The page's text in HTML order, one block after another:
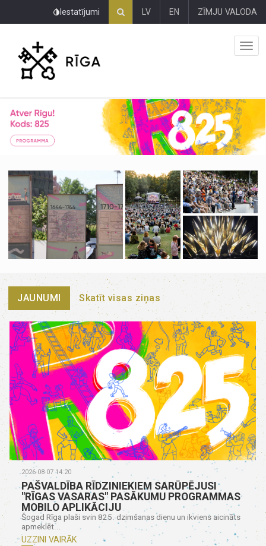
Iestatījumi LV EN ZĪMJU VALODA
JAUNUMI Skatīt visas ziņas
2026-08-07 14:20
PAŠVALDĪBA RĪDZINIEKIEM SARŪPĒJUSI
"RĪGAS VASARAS" PASĀKUMU PROGRAMMAS
MOBILO APLIKĀCIJU
Šogad Rīga plaši svin 825. dzimšanas dienu un ikviens aicināts
apmeklēt...
UZZINI VAIRĀK